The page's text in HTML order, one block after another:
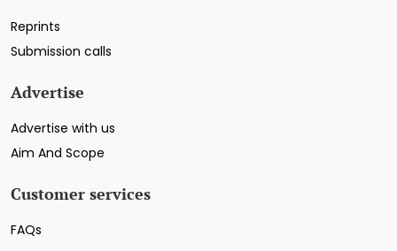
Reprints
Submission calls
Advertise
Advertise with us
Aim And Scope
Customer services
FAQs